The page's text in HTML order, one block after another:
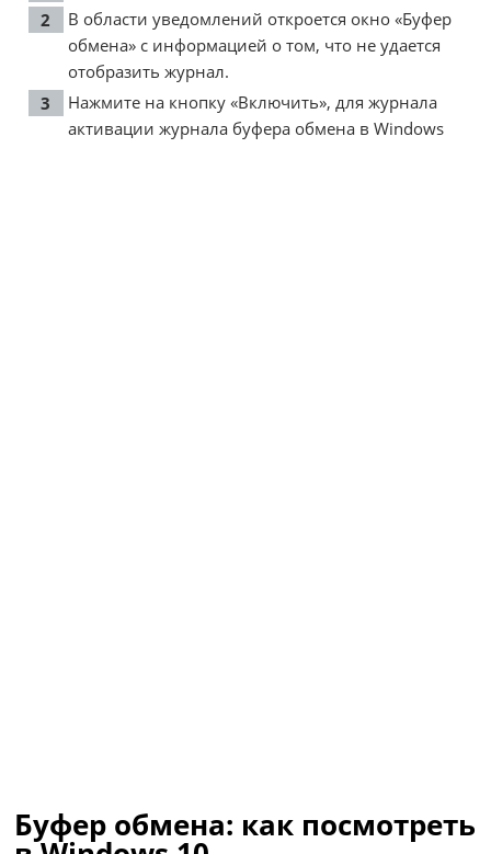
В области уведомлений откроется окно «Буфер
обмена» с информацией о том, что не удается
отобразить журнал.
Нажмите на кнопку «Включить», для журнала
активации журнала буфера обмена в Windows
Буфер обмена: как посмотреть